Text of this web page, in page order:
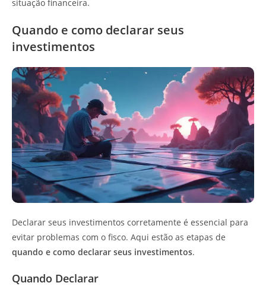
situação financeira.
Quando e como declarar seus
investimentos
Declarar seus investimentos corretamente é essencial para
evitar problemas com o fisco. Aqui estão as etapas de
quando e como declarar seus investimentos.
Quando Declarar